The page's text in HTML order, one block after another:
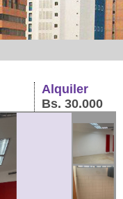
Alquiler
Bs. 30.000